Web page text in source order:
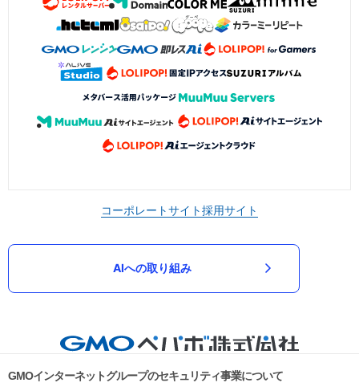
コーポレートサイト採用サイト
AIへの取り組み
GMOインターネットグループのセキュリティ事業について